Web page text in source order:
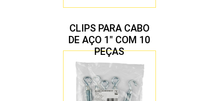
CLIPS PARA CABO
DE AÇO 1″ COM 10
PEÇAS